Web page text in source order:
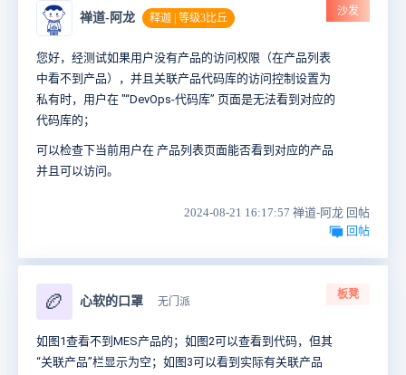
禅道-阿龙 释迦 | 等级3比丘
沙发
您好，经测试如果用户没有产品的访问权限（在产品列表
中看不到产品），并且关联产品代码库的访问控制设置为
私有时，用户在 "“DevOps-代码库” 页面是无法看到对应的
代码库的；
可以检查下当前用户在 产品列表页面能否看到对应的产品
并且可以访问。
2024-08-21 16:17:57 禅道-阿龙 回帖
回帖
🏉 心软的口罩 无门派
板凳
如图1查看不到MES产品的；如图2可以查看到代码，但其
“关联产品”栏显示为空；如 图3可以看到实际有关联产品